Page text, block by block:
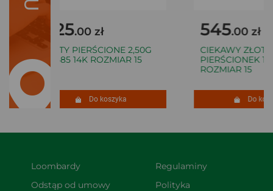
1125.00 zł
ZŁOTY PIERŚCIONE 2,50G
PR.585 14K ROZMIAR 15
Do koszyka
545.00 zł
CIEKAWY ZŁOTY
PIERŚCIONEK
ROZMIAR 15
Do
Loombardy
Odstąp od umowy
Regulaminy
Polityka